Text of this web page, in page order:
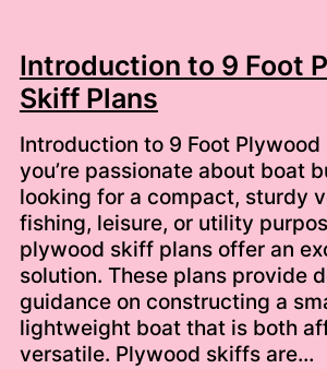
Introduction to 9 Foot
Skiff Plans
Introduction to 9 Foot Plywood
you’re passionate about boat
looking for a compact, sturdy
fishing, leisure, or utility
plywood skiff plans offer an
solution. These plans provide
guidance on constructing a
lightweight boat that is both
versatile. Plywood skiffs are…